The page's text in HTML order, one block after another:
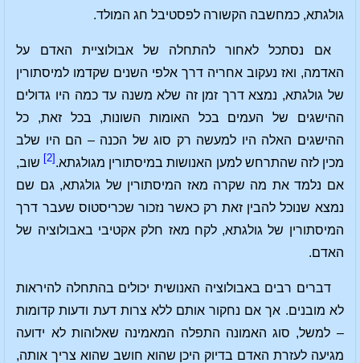
גולגתא, כמחשבה הקשורה לפסטיבל חג המולד.
אם נסתכל לאחור להתחלה של אבולוציית האדם על
האדמה, ואז נעקוב אחריה דרך אלפי השנים שקדמו למיסתורין
של גולגתא, נמצא דרך זמן זה שלא משנה עד כמה היו גדולים
ההישגים של העמים בכל האומות השונות, בכל זאת, כל
ההישגים האלה היו למעשה רק סוג של הכנה – הם היו שלב
מכין לזה שהתרחש למען האנושות במיסתורין מגולגתא. [2]
שוב,
אם נלמד את מה שקרה מאז המיסתורין של גולגתא, גם שם
נמצא שנוכל להבין זאת רק כאשר נזכור שכריסטוס שעבר דרך
המיסתורין של גולגתא, לקח מאז חלק אקטיבי באבולוציה של
האדם.
דברים רבים באבולוציה האנושית יכולים בהתחלה להיראות
לא מובנים. אך אם נחקור אותם ללא צרות דעת ודעות קדומות
– למשל, סוג האמונה התפלה המאמינה שאלוהות לא ידועה
מגיעה לעזרת האדם בדיוק היכן שהוא חושב שהוא צריך אותה,